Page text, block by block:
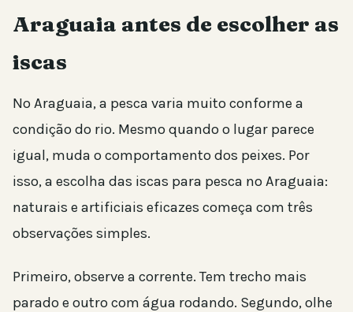
Araguaia antes de escolher as
iscas
No Araguaia, a pesca varia muito conforme a
condição do rio. Mesmo quando o lugar parece
igual, muda o comportamento dos peixes. Por
isso, a escolha das iscas para pesca no Araguaia:
naturais e artificiais eficazes começa com três
observações simples.
Primeiro, observe a corrente. Tem trecho mais
parado e outro com água rodando. Segundo, olhe